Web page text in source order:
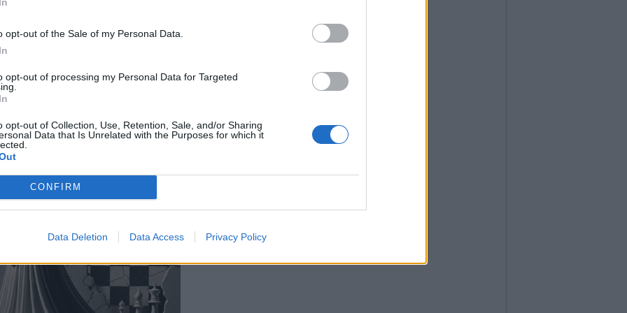
opt-out of the Sale of my Personal Data.
opt-out of processing my Personal Data for Targeted
opt-out of Collection, Use, Retention, Sale, and/or Sharing
Data that Is Unrelated with the Purposes for which it
CONFIRM
Data Deletion Data Access Privacy Policy
Olona tengono a ringraziare fin d’ora le
in supporto all’evento ed il Comune di Fagnano
Il grande impegno ed il coinvolgimento di
sono per noi l’intento concreto di una
nel e per il nostro territorio.